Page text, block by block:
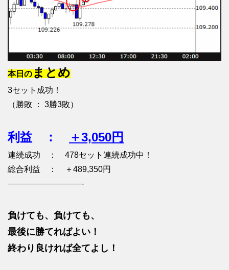
本日のまとめ
3セット成功！
（勝敗 ： 3勝3敗）
利益 ： ＋3,050円
連続成功 ： 478セット連続成功中！
総合利益 ： ＋489,350円
—————————-
負けても、負けても、
最後に勝てればよい！
終わり良ければ全てよし！